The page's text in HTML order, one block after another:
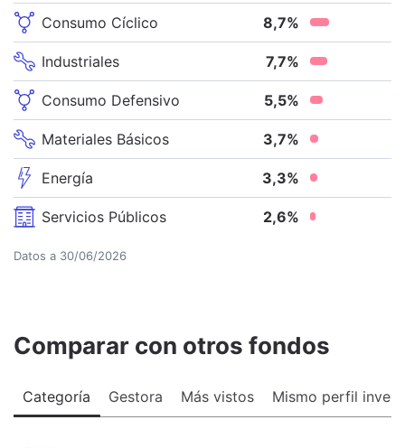
Consumo Cíclico 8,7%
Industriales 7,7%
Consumo Defensivo 5,5%
Materiales Básicos 3,7%
Energía 3,3%
Servicios Públicos 2,6%
Datos a 30/06/2026
Comparar con otros fondos
Categoría Gestora Más vistos Mismo perfil